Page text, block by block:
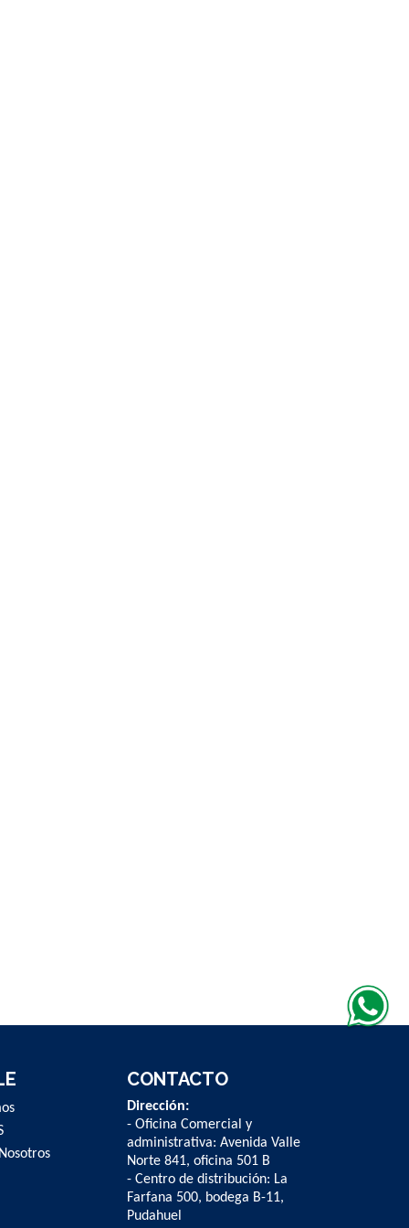
CONTACTO
Dirección:
- Oficina Comercial y
administrativa: Avenida Valle
Norte 841, oficina 501 B
- Centro de distribución: La
Farfana 500, bodega B-11,
Pudahuel